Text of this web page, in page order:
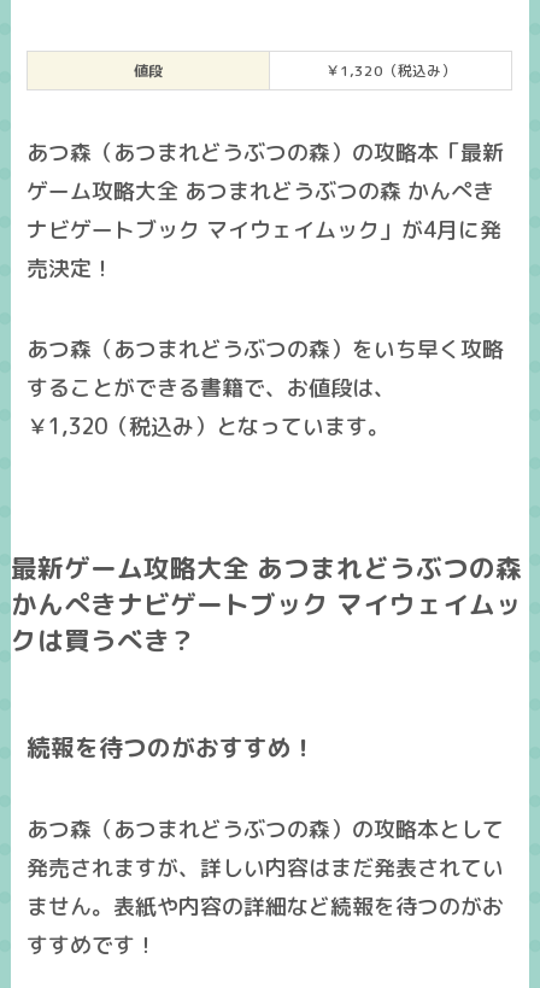
値段 ￥1,320（税込み）
あつ森（あつまれどうぶつの森）の攻略本「最新
ゲーム攻略大全 あつまれどうぶつの森 かんぺき
ナビゲートブック マイウェイムック」が4月に発
売決定！
あつ森（あつまれどうぶつの森）をいち早く攻略
することができる書籍で、お値段は、
￥1,320（税込み）となっています。
最新ゲーム攻略大全 あつまれどうぶつの森
かんぺきナビゲートブック マイウェイムッ
クは買うべき？
続報を待つのがおすすめ！
あつ森（あつまれどうぶつの森）の攻略本として
発売されますが、詳しい内容はまだ発表されてい
ません。表紙や内容の詳細など続報を待つのがお
すすめです！